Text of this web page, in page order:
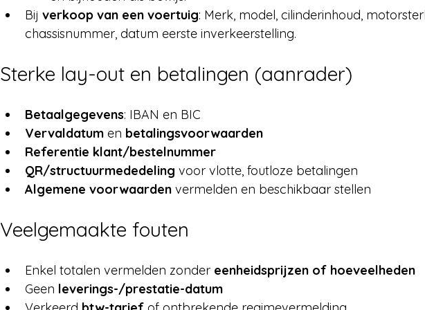
Bij verkoop van een voertuig: Merk, model, cilinderinhoud,
chassisnummer, datum eerste inverkeerstelling.
Sterke lay-out en betalingen (aanrader)
Betaalgegevens: IBAN en BIC
Vervaldatum en betalingsvoorwaarden
Referentie klant/bestelnummer
QR/structuurmededeling voor vlotte, foutloze betalingen
Algemene voorwaarden vermelden en beschikbaar stellen
Veelgemaakte fouten
Enkel totalen vermelden zonder eenheidsprijzen of hoeveelheden
Geen leverings-/prestatie-datum